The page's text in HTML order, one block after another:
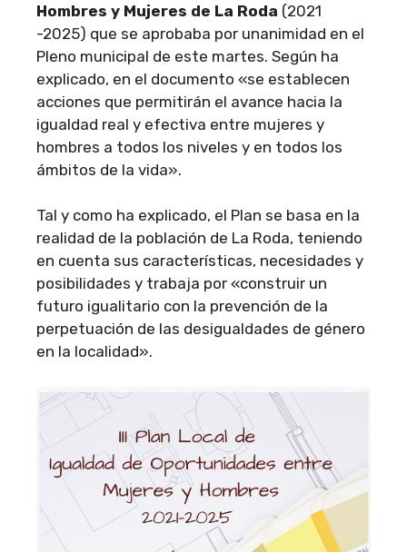
Hombres y Mujeres de La Roda (2021
-2025) que se aprobaba por unanimidad en el
Pleno municipal de este martes. Según ha
explicado, en el documento «se establecen
acciones que permitirán el avance hacia la
igualdad real y efectiva entre mujeres y
hombres a todos los niveles y en todos los
ámbitos de la vida».
Tal y como ha explicado, el Plan se basa en la
realidad de la población de La Roda, teniendo
en cuenta sus características, necesidades y
posibilidades y trabaja por «construir un
futuro igualitario con la prevención de la
perpetuación de las desigualdades de género
en la localidad».